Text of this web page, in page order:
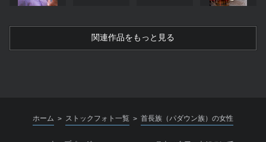
関連作品をもっと見る
ホーム > ストックフォト一覧 > 首長族（パダウン族）の女性